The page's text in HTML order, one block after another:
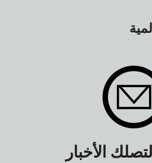
الأخبار